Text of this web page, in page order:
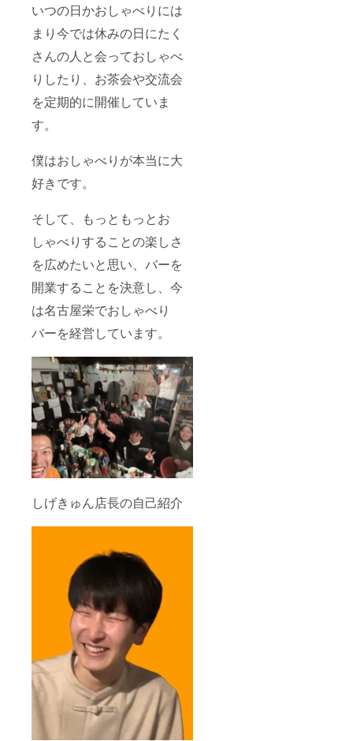
いつの日かおしゃべりには
まり今では休みの日にたく
さんの人と会っておしゃべ
りしたり、お茶会や交流会
を定期的に開催していま
す。
僕はおしゃべりが本当に大
好きです。
そして、もっともっとお
しゃべりすることの楽しさ
を広めたいと思い、バーを
開業することを決意し、今
は名古屋栄でおしゃべり
バーを経営しています。
しげきゅん店長の自己紹介